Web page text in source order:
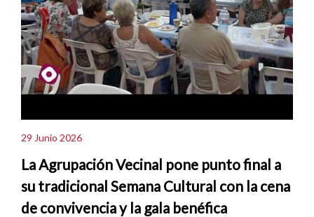
29 Junio 2026
La Agrupación Vecinal pone punto final a
su tradicional Semana Cultural con la cena
de convivencia y la gala benéfica